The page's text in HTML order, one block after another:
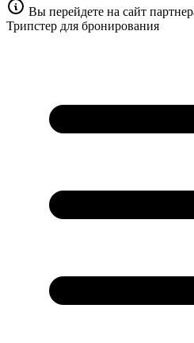
Вы перейдете на сайт
Трипстер для бронирования